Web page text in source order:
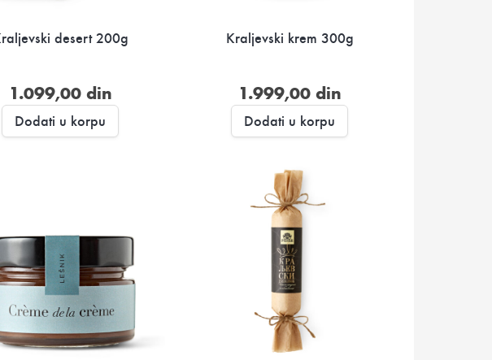
desert 200g
1.099,00 din
Dodati u korpu
Kraljevski krem 300g
1.999,00 din
Dodati u korpu